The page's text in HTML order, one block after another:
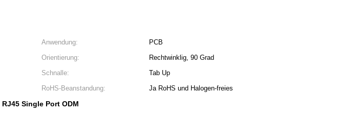
Anwendung:
PCB
Orientierung:
Rechtwinklig, 90 Grad
Schnalle:
Tab Up
RoHS-Beanstandung:
Ja RoHS und Halogen-freies
RJ45 Single Port ODM